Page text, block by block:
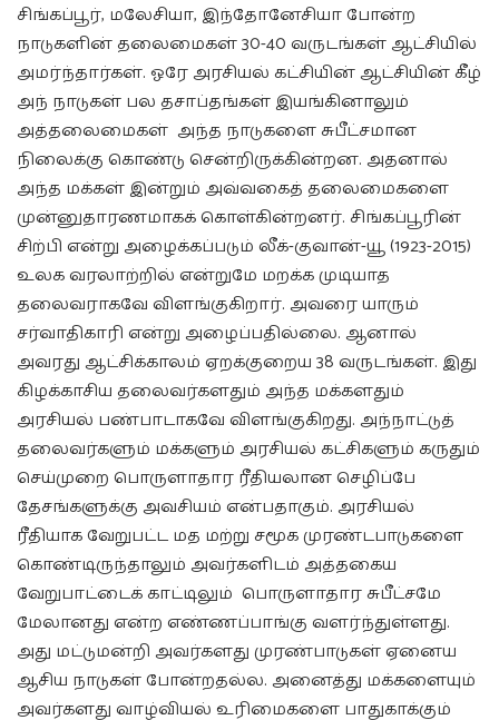
சிங்கப்பூர், மலேசியா, இந்தோனேசியா போன்ற
நாடுகளின் தலைமைகள் 30-40 வருடங்கள் ஆட்சியில்
அமர்ந்தார்கள். ஓரே அரசியல் கட்சியின் ஆட்சியின் கீழ்
அந் நாடுகள் பல தசாப்தங்கள் இயங்கினாலும்
அத்தலைமைகள் அந்த நாடுகளை சுபீட்சமான
நிலைக்கு கொண்டு சென்றிருக்கின்றன. அதனால்
அந்த மக்கள் இன்றும் அவ்வகைத் தலைமைகளை
முன்னுதாரணமாகக் கொள்கின்றனர். சிங்கப்பூரின்
சிற்பி என்று அழைக்கப்படும் லீக்-குவான்-யூ (1923-2015)
உலக வரலாற்றில் என்றுமே மறக்க முடியாத
தலைவராகவே விளங்குகிறார். அவரை யாரும்
சர்வாதிகாரி என்று அழைப்பதில்லை. ஆனால்
அவரது ஆட்சிக்காலம் ஏறக்குறைய 38 வருடங்கள். இது
கிழக்காசிய தலைவர்களதும் அந்த மக்களதும்
அரசியல் பண்பாடாகவே விளங்குகிறது. அந்நாட்டுத்
தலைவர்களும் மக்களும் அரசியல் கட்சிகளும் கருதும்
செய்முறை பொருளாதார ரீதியலான செழிப்பே
தேசங்களுக்கு அவசியம் என்பதாகும். அரசியல்
ரீதியாக வேறுபட்ட மத மற்று சமூக முரண்டபாடுகளை
கொண்டிருந்தாலும் அவர்களிடம் அத்தகைய
வேறுபாட்டைக் காட்டிலும் பொருளாதார சுபீட்சமே
மேலானது என்ற எண்ணப்பாங்கு வளர்ந்துள்ளது.
அது மட்டுமன்றி அவர்களது முரண்பாடுகள் ஏனைய
ஆசிய நாடுகள் போன்றதல்ல. அனைத்து மக்களையும்
அவர்களது வாழ்வியல் உரிமைகளை பாதுகாக்கும்